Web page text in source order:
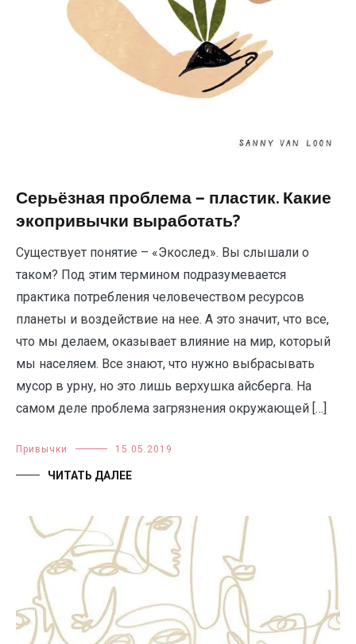
Серьёзная проблема — пластик. Какие
экопривычки выработать?
Существует понятие – «Экослед». Вы слышали о
таком? Под этим термином подразумевается
практика потребления человечеством ресурсов
планеты и воздействие на нее. А это значит, что все,
что мы делаем, оказывает влияние на мир, который
мы населяем. Все знают, что нужно выбрасывать
мусор в урну, но это лишь верхушка айсберга. На
самом деле проблема загрязнения окружающей […]
Привычки 15.05.2019
ЧИТАТЬ ДАЛЕЕ